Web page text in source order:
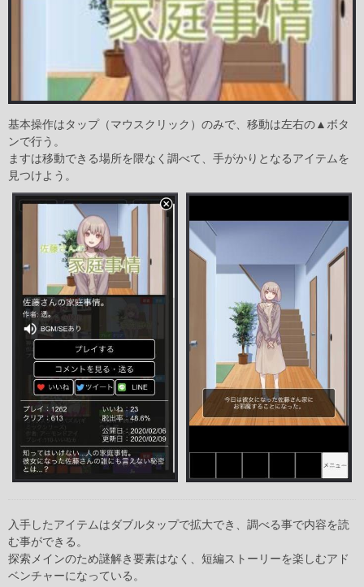
基本操作はタップ（マウスクリック）のみで、移動は左右の▲ボタ
ンで行う。
ますは移動できる場所を隈なく調べて、手がかりとなるアイテムを
見つけよう。
入手したアイテムはダブルタップで拡大でき、調べる事で内容を読
む事ができる。
探索メインのため謎解き要素はなく、短編ストーリーを楽しむアド
ベンチャーになっている。